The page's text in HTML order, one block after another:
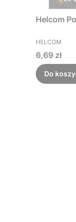
Helcom
PRODUCENT
HELCOM
Cena
6,69 zł
Do